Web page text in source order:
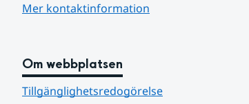
Mer kontaktinformation
Om webbplatsen
Tillgänglighetsredogörelse